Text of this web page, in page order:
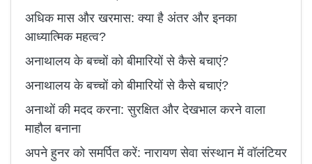
अधिक मास और खरमास: क्या है अंतर और इनका
आध्यात्मिक महत्व?
अनाथालय के बच्चों को बीमारियों से कैसे बचाएं?
अनाथालय के बच्चों को बीमारियों से कैसे बचाएं?
अनाथों की मदद करना: सुरक्षित और देखभाल करने वाला
माहौल बनाना
अपने हुनर को समर्पित करें: नारायण सेवा संस्थान में वॉलंटियर